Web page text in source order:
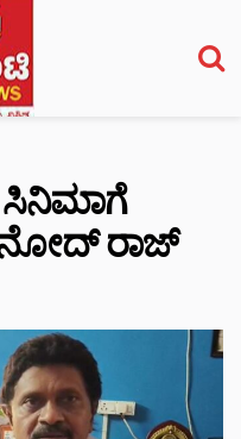
ಸಿನಿಮಾಗೆ
ರಾಜ್